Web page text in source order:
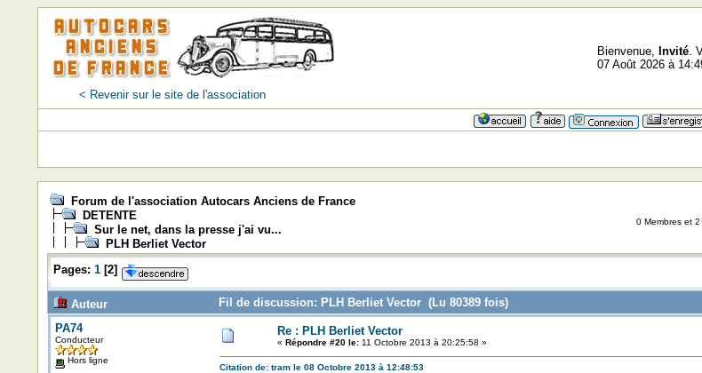
< Revenir sur le site de l'association
Bienvenue, Invité.
07 Août 2026 à
Forum de l'association Autocars Anciens de France
DETENTE
Sur le net, dans la presse j'ai vu...
PLH Berliet Vector
0 Membres et 2
Pages: 1[2]
Auteur
Fil de discussion: PLH Berliet Vector (Lu 80389 fois)
PA74
Conducteur
Hors ligne
Re : PLH Berliet Vector
« Répondre #20 le:11 Octobre 2013 à 20:25:58 »
Citation de: tram le 08 Octobre 2013 à 12:48:53